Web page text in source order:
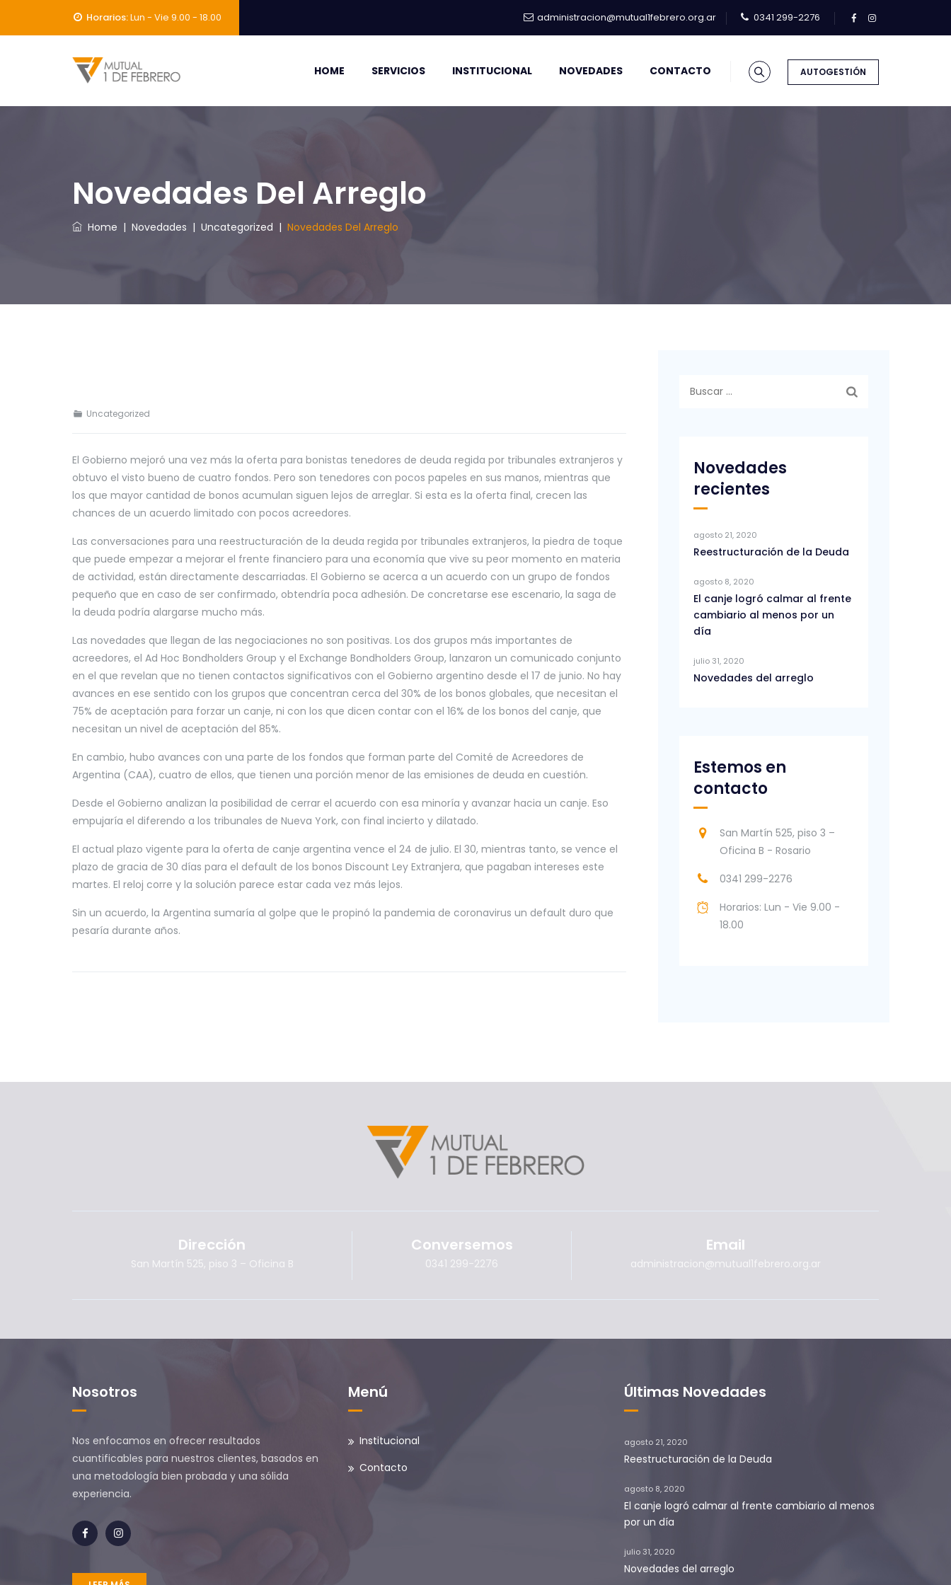
Horarios:Lun - Vie 9.00 - 18.00 administracion@mutual1febrero.org.ar 0341 299-2276
AUTOGESTIÓN
HOME SERVICIOS INSTITUCIONAL NOVEDADES CONTACTO
Novedades Del Arreglo
Home | Novedades | Uncategorized | Novedades Del Arreglo
Uncategorized
El Gobierno mejoró una vez más la oferta para bonistas tenedores de deuda regida por tribunales extranjeros y
obtuvo el visto bueno de cuatro fondos. Pero son tenedores con pocos papeles en sus manos, mientras que
los que mayor cantidad de bonos acumulan siguen lejos de arreglar. Si esta es la oferta final, crecen las
chances de un acuerdo limitado con pocos acreedores.
Las conversaciones para una reestructuración de la deuda regida por tribunales extranjeros, la piedra de toque
que puede empezar a mejorar el frente financiero para una economía que vive su peor momento en materia
de actividad, están directamente descarriadas. El Gobierno se acerca a un acuerdo con un grupo de fondos
pequeño que en caso de ser confirmado, obtendría poca adhesión. De concretarse ese escenario, la saga de
la deuda podría alargarse mucho más.
Las novedades que llegan de las negociaciones no son positivas. Los dos grupos más importantes de
acreedores, el Ad Hoc Bondholders Group y el Exchange Bondholders Group, lanzaron un comunicado conjunto
en el que revelan que no tienen contactos significativos con el Gobierno argentino desde el 17 de junio. No hay
avances en ese sentido con los grupos que concentran cerca del 30% de los bonos globales, que necesitan el
75% de aceptación para forzar un canje, ni con los que dicen contar con el 16% de los bonos del canje, que
necesitan un nivel de aceptación del 85%.
En cambio, hubo avances con una parte de los fondos que forman parte del Comité de Acreedores de
Argentina (CAA), cuatro de ellos, que tienen una porción menor de las emisiones de deuda en cuestión.
Desde el Gobierno analizan la posibilidad de cerrar el acuerdo con esa minoría y avanzar hacia un canje. Eso
empujaría el diferendo a los tribunales de Nueva York, con final incierto y dilatado.
El actual plazo vigente para la oferta de canje argentina vence el 24 de julio. El 30, mientras tanto, se vence el
plazo de gracia de 30 días para el default de los bonos Discount Ley Extranjera, que pagaban intereses este
martes. El reloj corre y la solución parece estar cada vez más lejos.
Sin un acuerdo, la Argentina sumaría al golpe que le propinó la pandemia de coronavirus un default duro que
pesaría durante años.
Novedades
recientes
agosto 21, 2020
Reestructuración de la Deuda
agosto 8, 2020
El canje logró calmar al frente
cambiario al menos por un
día
julio 31, 2020
Novedades del arreglo
Estemos en
contacto
San Martín 525, piso 3 –
Oficina B - Rosario
0341 299-2276
Horarios: Lun - Vie 9.00 -
18.00
Dirección
San Martín 525, piso 3 – Oficina B
Conversemos
0341 299-2276
Email
administracion@mutual1febrero.org.ar
Nosotros
Nos enfocamos en ofrecer resultados
cuantificables para nuestros clientes, basados ​​en
una metodología bien probada y una sólida
experiencia.
Menú
Institucional
Contacto
Últimas Novedades
agosto 21, 2020
Reestructuración de la Deuda
agosto 8, 2020
El canje logró calmar al frente cambiario al menos
por un día
julio 31, 2020
Novedades del arreglo